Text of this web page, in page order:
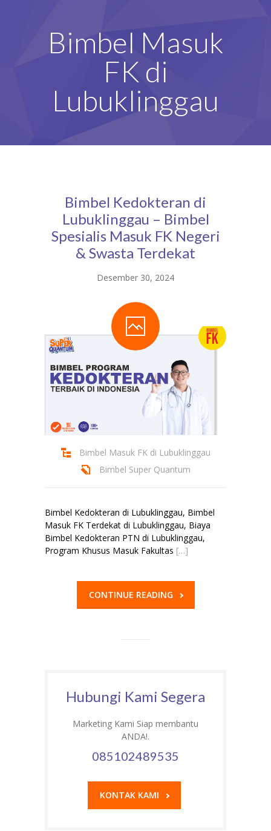
Bimbel Masuk
FK di
Lubuklinggau
Bimbel Kedokteran di
Lubuklinggau – Bimbel
Spesialis Masuk FK Negeri
& Swasta Terdekat
Desember 30, 2024
Bimbel Masuk FK di Lubuklinggau
Bimbel Super Quantum
Bimbel Kedokteran di Lubuklinggau, Bimbel
Masuk FK Terdekat di Lubuklinggau, Biaya
Bimbel Kedokteran PTN di Lubuklinggau,
Program Khusus Masuk Fakultas […]
CONTINUE READING
Hubungi Kami Segera
Marketing Kami Siap membantu
ANDA!.
085102489535
KONTAK KAMI